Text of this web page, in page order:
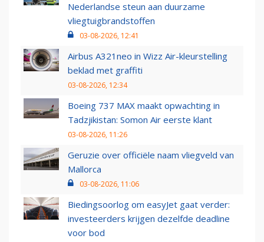
Nederlandse steun aan duurzame
vliegtuigbrandstoffen
03-08-2026, 12:41
Airbus A321neo in Wizz Air-kleurstelling
beklad met graffiti
03-08-2026, 12:34
Boeing 737 MAX maakt opwachting in
Tadzjikistan: Somon Air eerste klant
03-08-2026, 11:26
Geruzie over officiële naam vliegveld van
Mallorca
03-08-2026, 11:06
Biedingsoorlog om easyJet gaat verder:
investeerders krijgen dezelfde deadline
voor bod